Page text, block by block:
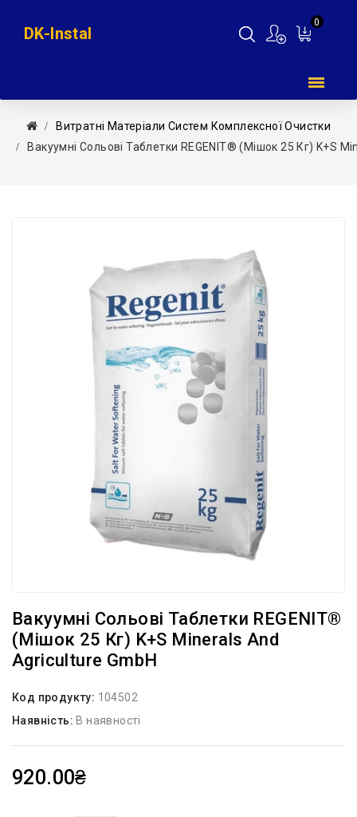
0
DK-Instal
Витратні Матеріали Систем Комплексної Очистки
Вакуумні Сольові Таблетки REGENIT® (мішок 25 Кг) K+S
Вакуумні Сольові Таблетки REGENIT®
(мішок 25 Кг) K+S Minerals And
Agriculture GmbH
Код продукту: 104502
Наявність: В наявності
920.00₴